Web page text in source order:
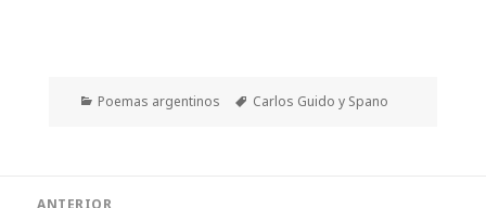
Categorías
Poemas argentinos Etiquetas
Carlos Guido y Spano
ANTERIOR